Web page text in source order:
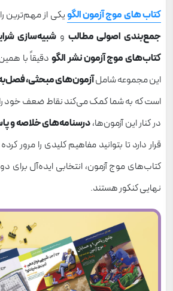
کتاب های موج آزمون الگویکی از مهم‌ترین
جمع‌بندی اصولی مطالب و شبیه‌سازی
کتاب‌های موج آزمون نشر الگودقیقاً با
این مجموعه شاملآزمون‌های مبحثی،
است که به شما کمک می‌کند نقاط ضعف خود را
در کنار این آزمون‌ها،درسنامه‌های خلاصه و
قرار دارد تا بتوانید مفاهیم کلیدی را مرور
کتاب‌های موج آزمون، انتخابی ایده‌آل برای
نهایی کنکور هستند.